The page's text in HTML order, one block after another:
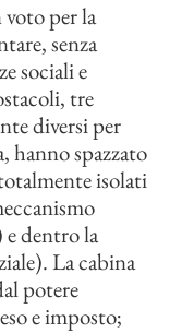
per la
senza
sociali e
tre
diversi per
hanno spazzato
isolati
dentro la
La cabina
potere
e imposto;